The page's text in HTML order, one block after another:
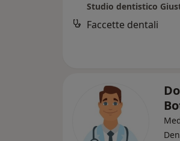
Studio dentistico
Faccette dentali